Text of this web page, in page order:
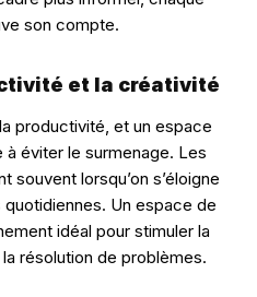
son compte.
et la créativité
productivité, et un espace
à éviter le surmenage. Les
souvent lorsqu’on s’éloigne
Un espace de
idéal pour stimuler la
résolution de problèmes.